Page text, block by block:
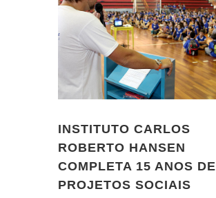
INSTITUTO CARLOS
ROBERTO HANSEN
COMPLETA 15 ANOS DE
PROJETOS SOCIAIS